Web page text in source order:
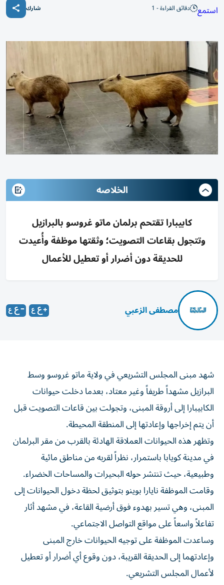
استمع دقائق القراءة - 1 شارك
الخلاصه
كابيبارا تقتحم برلمان ماتو غروسو بالبرازيل
وتتجول بقاعات التصويت؛ وثقتها موظفة وأُعيدت
للحديقة دون أضرار أو تعطيل للأعمال
مصطفى الزعبي
شهد مبنى المجلس التشريعي في ولاية ماتو غروسو وسط
البرازيل مشهداً طريفاً وغير معتاد، بعدما دخلت حيوانات
الكابيبارا إلى أروقة المبنى، وتجولت بين قاعات التصويت قبل
أن يتم إخراجها وإعادتها إلى المنطقة المحيطة.
وتظهر هذه الحيوانات العملاقة الهادئة بالقرب من مقر البرلمان
في مدينة كويابا باستمرار، نظراً لقربه من مناطق مائية
وطبيعية، حيث تنتشر حوله البحيرات والمساحات الخضراء.
وقامت الموظفة نايارا بوينو بتوثيق لحظة دخول الحيوانات إلى
المبنى، وهي تسير بهدوء فوق أرضية القاعة، في مشهد أثار
تفاعلاً واسعاً على مواقع التواصل الاجتماعي.
وساعدت الموظفة على توجيه الحيوانات خارج المبنى
وإعادتهما إلى الحديقة القريبة، دون وقوع أي أضرار أو تعطيل
لأعمال المجلس التشريعي.